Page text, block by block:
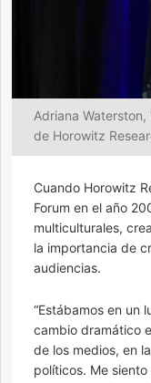
Adriana
de Horowitz
Cuando Horowitz
Forum en el año
multiculturales,
la importancia de
audiencias.
“Estábamos en un
cambio dramático
de los medios, en
políticos. Me